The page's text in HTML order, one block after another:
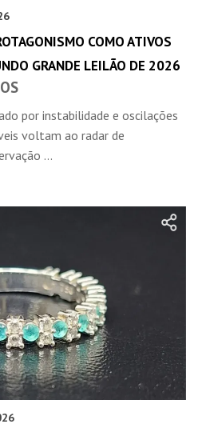
COMO ATIVOS
GRANDE LEILÃO DE 2026
por instabilidade e oscilações
voltam ao radar de
...